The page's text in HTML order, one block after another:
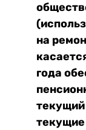
на
года
текущий